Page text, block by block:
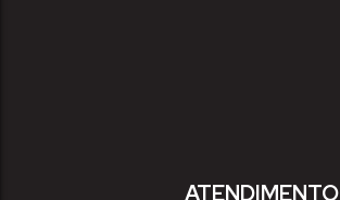
ATENDIMENTO